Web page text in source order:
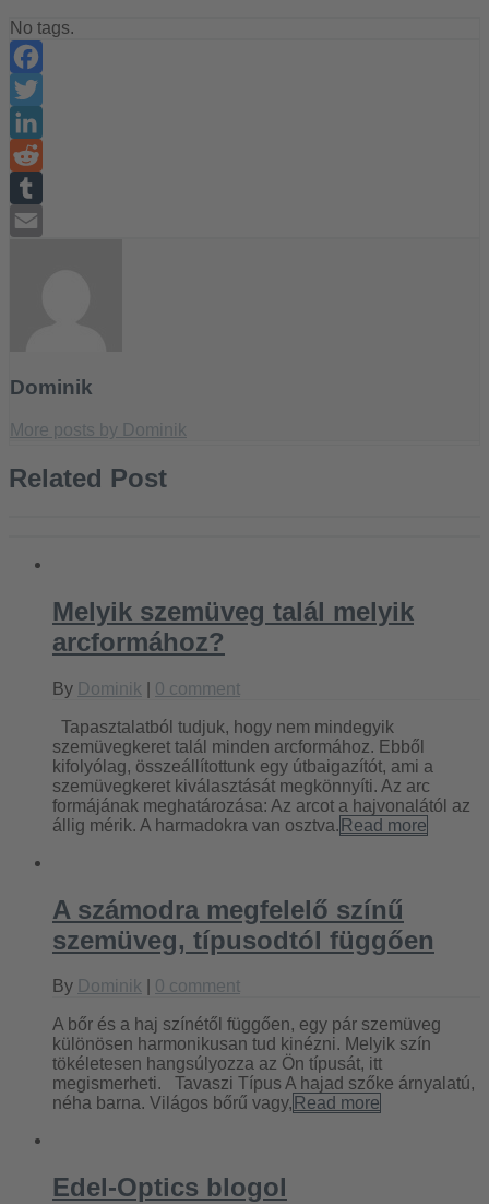
No tags.
Facebook
Twitter
LinkedIn
Reddit
Tumblr
Dominik
More posts by Dominik
Related Post
Melyik szemüveg talál melyik
arcformához?
By Dominik 0 comment
Tapasztalatból tudjuk, hogy nem mindegyik
szemüvegkeret talál minden arcformához. Ebből
kifolyólag, összeállítottunk egy útbaigazítót, ami a
szemüvegkeret kiválasztását megkönnyíti. Az arc
formájának meghatározása: Az arcot a hajvonalától az
állig mérik. A harmadokra van osztva. Read more
A számodra megfelelő színű
szemüveg, típusodtól függően
By Dominik 0 comment
A bőr és a haj színétől függően, egy pár szemüveg
különösen harmonikusan tud kinézni. Melyik szín
tökéletesen hangsúlyozza az Ön típusát, itt
megismerheti. Tavaszi Típus A hajad szőke árnyalatú,
néha barna. Világos bőrű vagy, Read more
Edel-Optics blogol